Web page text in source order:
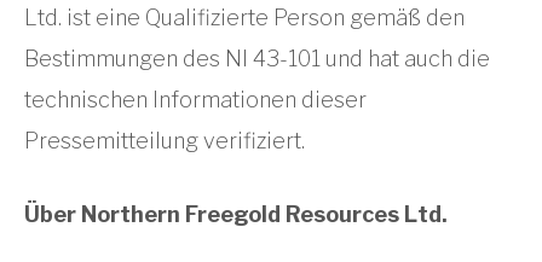
Ltd. ist eine Qualifizierte Person gemäß den
Bestimmungen des NI 43-101 und hat auch die
technischen Informationen dieser
Pressemitteilung verifiziert.
Über Northern Freegold Resources Ltd.